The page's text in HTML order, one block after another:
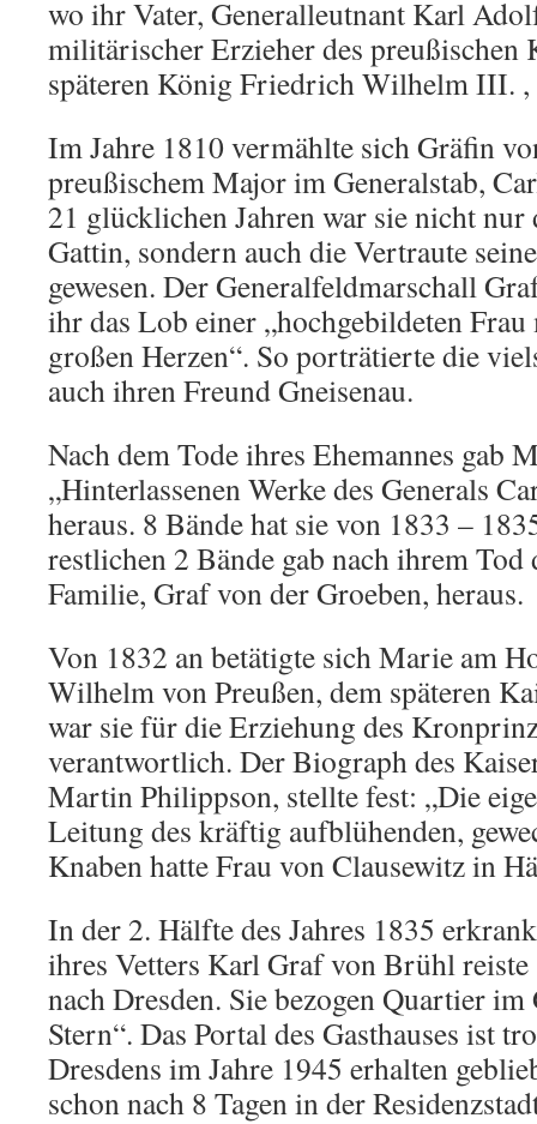
wo ihr Vater, Generalleutnant Karl
militärischer Erzieher des preußischen
späteren König Friedrich Wilhelm III. ,
Im Jahre 1810 vermählte sich Gräfin
preußischem Major im Generalstab,
21 glücklichen Jahren war sie nicht
Gattin, sondern auch die Vertraute
gewesen. Der Generalfeldmarschall
ihr das Lob einer „hochgebildeten
großen Herzen“. So porträtierte die
auch ihren Freund Gneisenau.
Nach dem Tode ihres Ehemannes gab
„Hinterlassenen Werke des Generals
heraus. 8 Bände hat sie von 1833 –
restlichen 2 Bände gab nach ihrem Tod
Familie, Graf von der Groeben, heraus.
Von 1832 an betätigte sich Marie am
Wilhelm von Preußen, dem späteren
war sie für die Erziehung des
verantwortlich. Der Biograph des
Martin Philippson, stellte fest: „Die
Leitung des kräftig aufblühenden,
Knaben hatte Frau von Clausewitz in
In der 2. Hälfte des Jahres 1835
ihres Vetters Karl Graf von Brühl
nach Dresden. Sie bezogen Quartier im
Stern“. Das Portal des Gasthauses ist
Dresdens im Jahre 1945 erhalten
schon nach 8 Tagen in der